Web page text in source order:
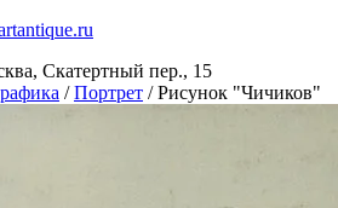
Скатертный пер., 15
/ Портрет / Рисунок "Чичиков"